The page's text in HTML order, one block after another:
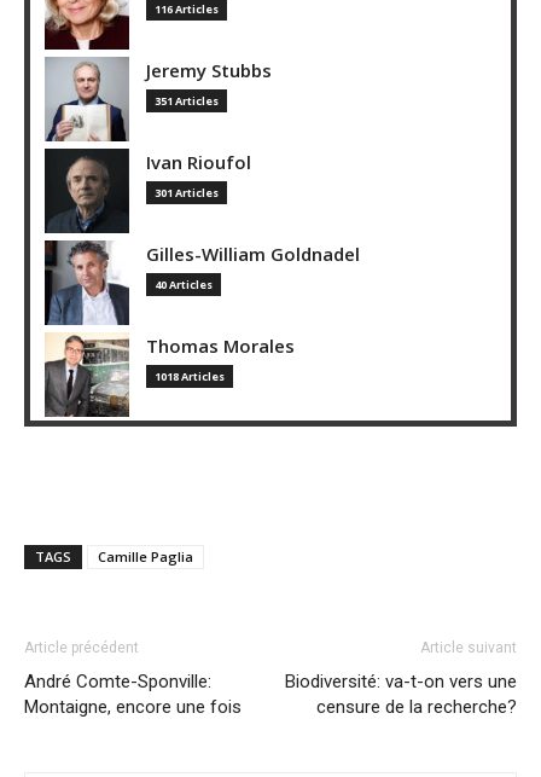
116 Articles
Jeremy Stubbs
351 Articles
Ivan Rioufol
301 Articles
Gilles-William Goldnadel
40 Articles
Thomas Morales
1018 Articles
TAGS Camille Paglia
Article précédent
André Comte-Sponville:
Montaigne, encore une fois
Article suivant
Biodiversité: va-t-on vers une
censure de la recherche?